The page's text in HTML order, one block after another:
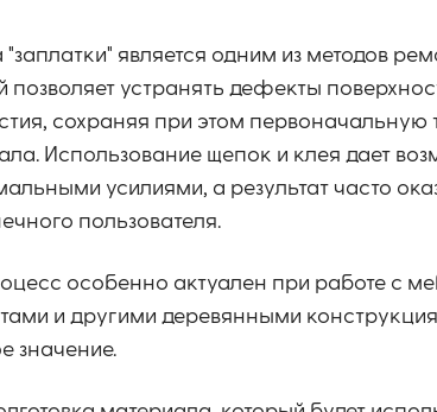
"заплатки" является одним из методов
позволяет устранять дефекты
сохраняя при этом первоначальную
Использование щепок и клея дает
усилиями, а результат часто
пользователя.
особенно актуален при работе с
и другими деревянными
значение.